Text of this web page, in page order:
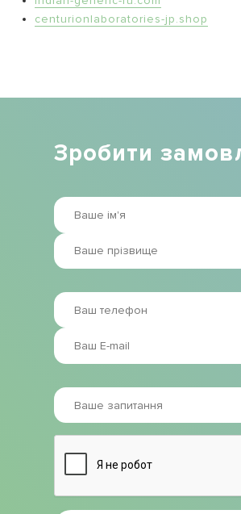
centurionlaboratories-jp.shop
Зробити